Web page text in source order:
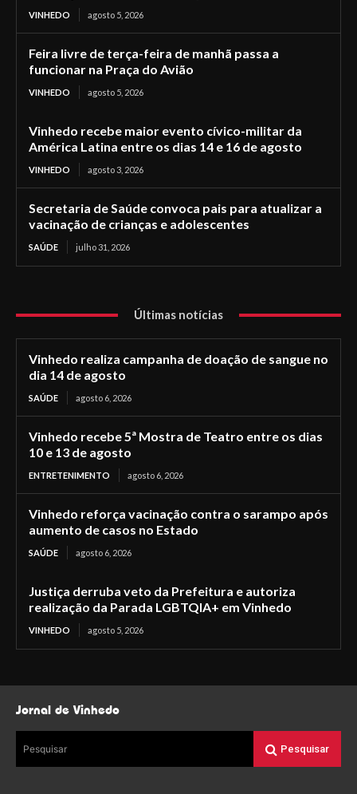
VINHEDO agosto 5, 2026
Feira livre de terça-feira de manhã passa a
funcionar na Praça do Avião
VINHEDO agosto 5, 2026
Vinhedo recebe maior evento cívico-militar da
América Latina entre os dias 14 e 16 de agosto
VINHEDO agosto 3, 2026
Secretaria de Saúde convoca pais para atualizar a
vacinação de crianças e adolescentes
SAÚDE julho 31, 2026
Últimas notícias
Vinhedo realiza campanha de doação de sangue no
dia 14 de agosto
SAÚDE agosto 6, 2026
Vinhedo recebe 5ª Mostra de Teatro entre os dias
10 e 13 de agosto
ENTRETENIMENTO agosto 6, 2026
Vinhedo reforça vacinação contra o sarampo após
aumento de casos no Estado
SAÚDE agosto 6, 2026
Justiça derruba veto da Prefeitura e autoriza
realização da Parada LGBTQIA+ em Vinhedo
VINHEDO agosto 5, 2026
Jornal de Vinhedo
Pesquisar Pesquisar